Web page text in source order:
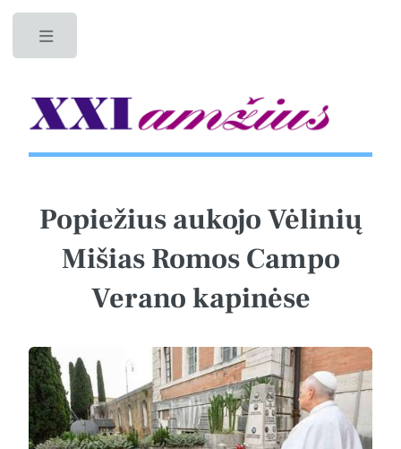
Popiežius aukojo Vėlinių
Mišias Romos Campo
Verano kapinėse